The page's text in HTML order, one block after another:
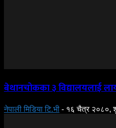
बेथानचोकका ३ विद्यालयलाई
नेपाली मिडिया टि.भी - १६ चैत्र २०८०,